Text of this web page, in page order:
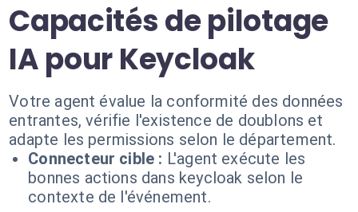
Capacités de pilotage
IA pour Keycloak
Votre agent évalue la conformité des données
entrantes, vérifie l'existence de doublons et
adapte les permissions selon le département.
Connecteur cible : L'agent exécute les
bonnes actions dans keycloak selon le
contexte de l'événement.